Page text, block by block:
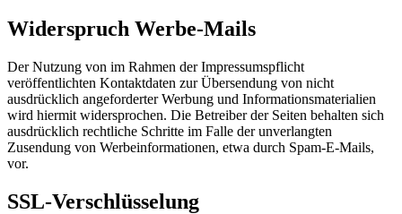
Widerspruch Werbe-Mails
Der Nutzung von im Rahmen der Impressumspflicht
veröffentlichten Kontaktdaten zur Übersendung von nicht
ausdrücklich angeforderter Werbung und Informationsmaterialien
wird hiermit widersprochen. Die Betreiber der Seiten behalten sich
ausdrücklich rechtliche Schritte im Falle der unverlangten
Zusendung von Werbeinformationen, etwa durch Spam-E-Mails,
vor.
SSL-Verschlüsselung